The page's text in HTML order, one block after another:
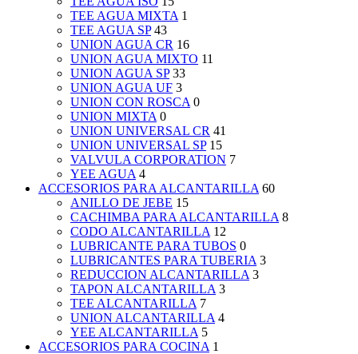
TEE AGUA MIXTA 1
TEE AGUA SP 43
UNION AGUA CR 16
UNION AGUA MIXTO 11
UNION AGUA SP 33
UNION AGUA UF 3
UNION CON ROSCA 0
UNION MIXTA 0
UNION UNIVERSAL CR 41
UNION UNIVERSAL SP 15
VALVULA CORPORATION 7
YEE AGUA 4
ACCESORIOS PARA ALCANTARILLA 60
ANILLO DE JEBE 15
CACHIMBA PARA ALCANTARILLA 8
CODO ALCANTARILLA 12
LUBRICANTE PARA TUBOS 0
LUBRICANTES PARA TUBERIA 3
REDUCCION ALCANTARILLA 3
TAPON ALCANTARILLA 3
TEE ALCANTARILLA 7
UNION ALCANTARILLA 4
YEE ALCANTARILLA 5
ACCESORIOS PARA COCINA 1